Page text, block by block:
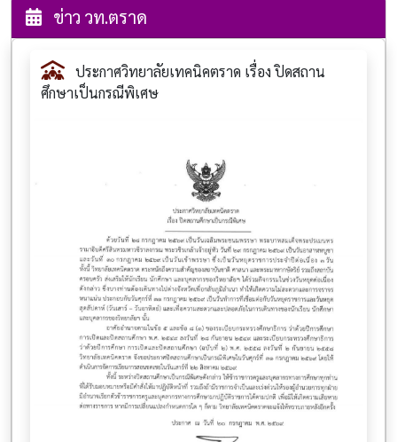
ข่าว วท.ตราด
ประกาศวิทยาลัยเทคนิคตราด เรื่อง ปิดสถาน
ศึกษาเป็นกรณีพิเศษ